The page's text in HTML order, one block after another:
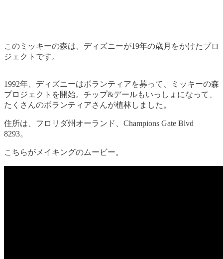
このミッキーの森は、ディズニーが19年の歳月をかけたプロ
ジェクトです。
1992年、ディズニーはボランティアを募って、ミッキーの森
プロジェクトを開始。チップ&デールもいっしょになって、
たくさんのボランティアさんが植林しました。
住所は、フロリダ州オーランド、Champions Gate Blvd
8293。
こちらがメイキングのムービー。